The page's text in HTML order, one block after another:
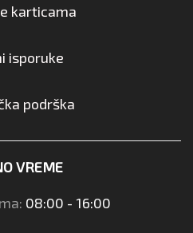
karticama
isporuke
podrška
VREME
08:00 - 16:00